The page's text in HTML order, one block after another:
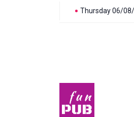
Thursday 06/